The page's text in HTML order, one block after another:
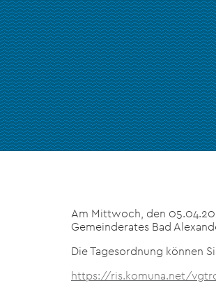
Am Mittwoch, den
Gemeinderates Bad
Die Tagesordnung können
https://ris.komuna.net/